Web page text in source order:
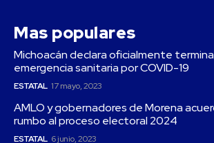
Mas populares
Michoacán declara oficialmente
emergencia sanitaria por COVID-19
ESTATAL 17 mayo, 2023
AMLO y gobernadores de Morena
rumbo al proceso electoral 2024
ESTATAL 6 junio, 2023